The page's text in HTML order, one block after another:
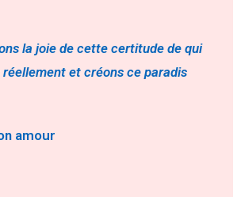
la joie de cette certitude de qui
réellement et créons ce paradis
amour